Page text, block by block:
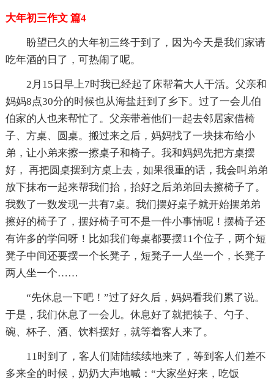
大年初三作文 篇4
盼望已久的大年初三终于到了，因为今天是我们家请
吃年酒的日了，可热闹了呢。
2月15日早上7时我已经起了床帮着大人干活。父亲和
妈妈8点30分的时候也从海盐赶到了乡下。过了一会儿伯
伯家的人也来帮忙了。父亲带着他们一起去邻居家借椅
子、方桌、圆桌。搬过来之后，妈妈找了一块抹布给小
弟，让小弟来擦一擦桌子和椅子。我和妈妈先把方桌摆
好， 再把圆桌摆到方桌上去，如果很重的话，我会叫弟弟
放下抹布一起来帮我们抬，抬好之后弟弟回去擦椅子了。
我数了一数发现一共有7桌。我们摆好桌子就开始摆弟弟
擦好的椅子了，摆好椅子可不是一件小事情呢！摆椅子还
有许多的学问呀！比如我们每桌都要摆11个位子，两个短
凳子中间还要摆一个长凳子，短凳子一人坐一个，长凳子
两人坐一个……
“先休息一下吧！”过了好久后，妈妈看我们累了说。
于是，我们休息了一会儿。休息好了就把筷子、勺子、
碗、杯子、酒、饮料摆好，就等着客人来了。
11时到了，客人们陆陆续续地来了，等到客人们差不
多来全的时候，奶奶大声地喊：“大家坐好来，吃饭